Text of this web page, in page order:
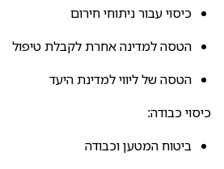
כיסוי עבור ניתוחי חירום
הטסה למדינה אחרת לקבלת טיפול
הטסה של ליווי למדינת היעד
כיסוי כבודה:
ביטוח המטען וכבודה